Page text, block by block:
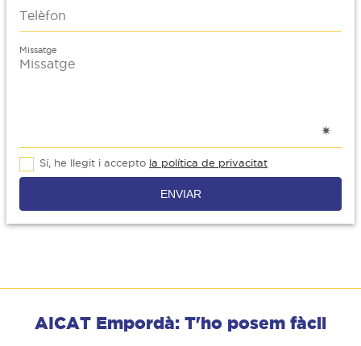
Missatge
Sí, he llegit i accepto la política de privacitat
ENVIAR
AICAT Empordà: T'ho posem fàcil